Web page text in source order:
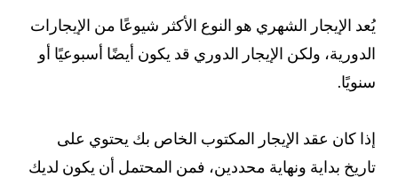
يُعد الإيجار الشهري هو النوع الأكثر شيوعًا من الإيجارات
الدورية، ولكن الإيجار الدوري قد يكون أيضًا أسبوعيًا أو
سنويًا.
إذا كان عقد الإيجار المكتوب الخاص بك يحتوي على
تاريخ بداية ونهاية محددين، فمن المحتمل أن يكون لديك